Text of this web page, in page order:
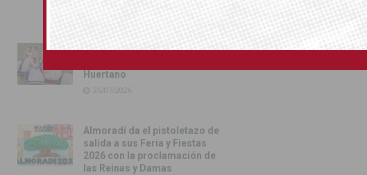
31/07/2026
Almoradí presume de raíces
Huertano
26/07/2026
Almoradí da el pistoletazo de
salida a sus Feria y Fiestas
2026 con la proclamación de
las Reinas y Damas